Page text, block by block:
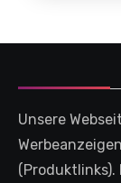
Unsere
(Produktlinks).